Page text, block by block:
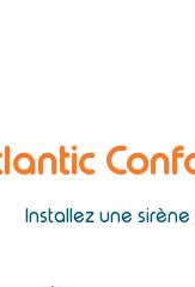
Installez une